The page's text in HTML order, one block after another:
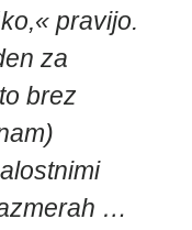
pravijo.
za
brez
…